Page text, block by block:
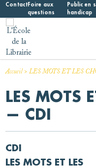
Skip
content
ContactFoire aux
questions
Public en
handicap
Accueil>LES MOTS ET LES
LES MOTS
— CDI
CDI
LES MOTS ET LES